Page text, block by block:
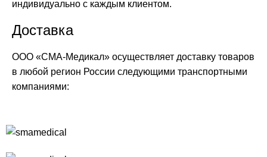
индивидуально с каждым клиентом.
Доставка
ООО «СМА-Медикал» осуществляет доставку товаров
в любой регион России следующими транспортными
компаниями: